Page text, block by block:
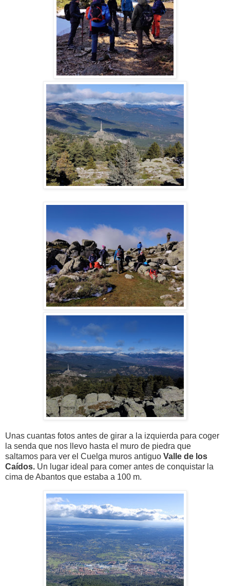
Unas cuantas fotos antes de girar a la izquierda para coger
la senda que nos llevo hasta el muro de piedra que
saltamos para ver el Cuelga muros antiguo Valle de los
Caídos. Un lugar ideal para comer antes de conquistar la
cima de Abantos que estaba a 100 m.